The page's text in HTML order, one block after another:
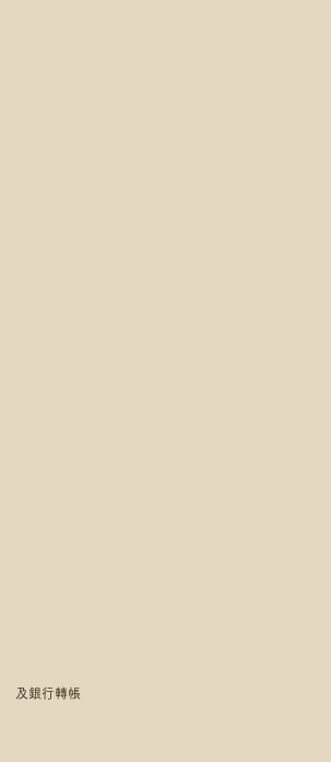
及銀行轉帳